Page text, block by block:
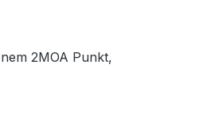
2MOA Punkt,